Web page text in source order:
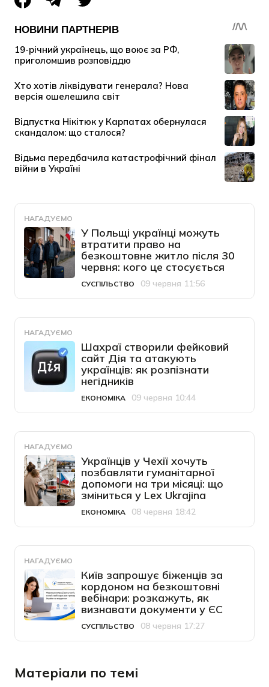
НАГАДУЄМО
У Польщі українці можуть
втратити право на
безкоштовне житло після 30
червня: кого це стосується
Категорія
СУСПІЛЬСТВО
Дата публікації09 червня 11:56
НАГАДУЄМО
Шахраї створили фейковий
сайт Дія та атакують
українців: як розпізнати
негідників
Категорія
ЕКОНОМІКА
Дата публікації
09 червня 10:44
НАГАДУЄМО
Українців у Чехії хочуть
позбавляти гуманітарної
допомоги на три місяці: що
зміниться у Lex Ukrajina
Категорія
ЕКОНОМІКА
Дата публікації
08 червня 18:42
НАГАДУЄМО
Київ запрошує біженців за
кордоном на безкоштовні
вебінари: розкажуть, як
визнавати документи у ЄС
Категорія
СУСПІЛЬСТВО
Дата публікації08 червня 17:27
Матеріали по темі